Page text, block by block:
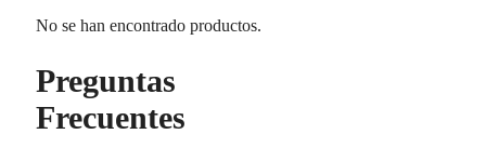
No se han encontrado productos.
Preguntas
Frecuentes